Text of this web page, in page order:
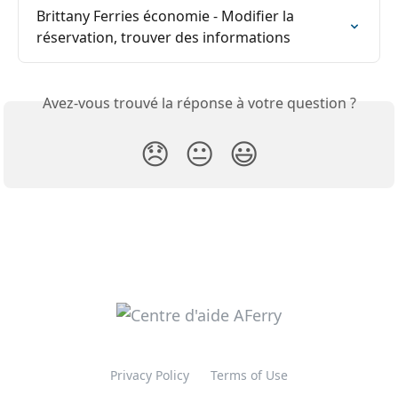
Brittany Ferries économie - Modifier la
réservation, trouver des informations
Avez-vous trouvé la réponse à votre question ?
😞 😐 😃
Privacy Policy Terms of Use